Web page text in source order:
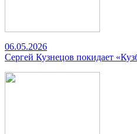
06.05.2026
Сергей Кузнецов покидает